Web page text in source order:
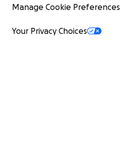
Manage Cookie Preferences
Your Privacy Choices